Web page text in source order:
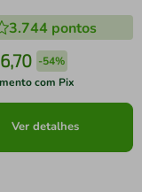
3.744 pontos
,70 -54%
com Pix
Ver detalhes